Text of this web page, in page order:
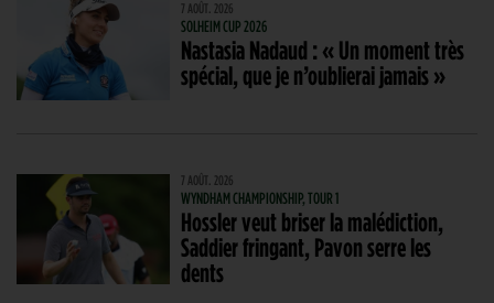
7 AOÛT. 2026
SOLHEIM CUP 2026
Nastasia Nadaud : « Un moment très
spécial, que je n’oublierai jamais »
7 AOÛT. 2026
WYNDHAM CHAMPIONSHIP, TOUR 1
Hossler veut briser la malédiction,
Saddier fringant, Pavon serre les
dents